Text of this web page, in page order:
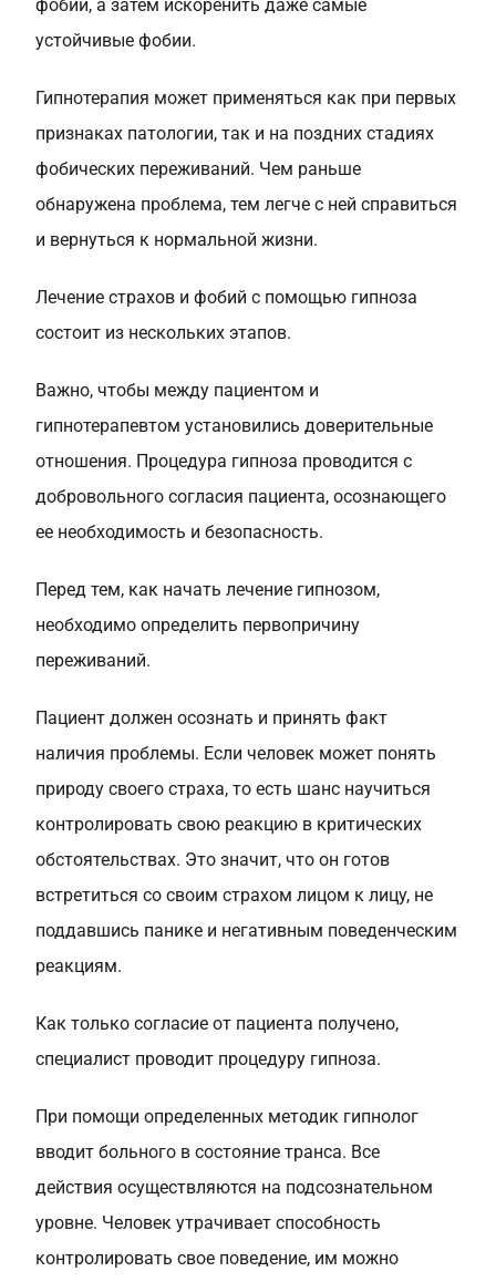
фобии, а затем искоренить даже самые
устойчивые фобии.
Гипнотерапия может применяться как при первых
признаках патологии, так и на поздних стадиях
фобических переживаний. Чем раньше
обнаружена проблема, тем легче с ней справиться
и вернуться к нормальной жизни.
Лечение страхов и фобий с помощью гипноза
состоит из нескольких этапов.
Важно, чтобы между пациентом и
гипнотерапевтом установились доверительные
отношения. Процедура гипноза проводится с
добровольного согласия пациента, осознающего
ее необходимость и безопасность.
Перед тем, как начать лечение гипнозом,
необходимо определить первопричину
переживаний.
Пациент должен осознать и принять факт
наличия проблемы. Если человек может понять
природу своего страха, то есть шанс научиться
контролировать свою реакцию в критических
обстоятельствах. Это значит, что он готов
встретиться со своим страхом лицом к лицу, не
поддавшись панике и негативным поведенческим
реакциям.
Как только согласие от пациента получено,
специалист проводит процедуру гипноза.
При помощи определенных методик гипнолог
вводит больного в состояние транса. Все
действия осуществляются на подсознательном
уровне. Человек утрачивает способность
контролировать свое поведение, им можно